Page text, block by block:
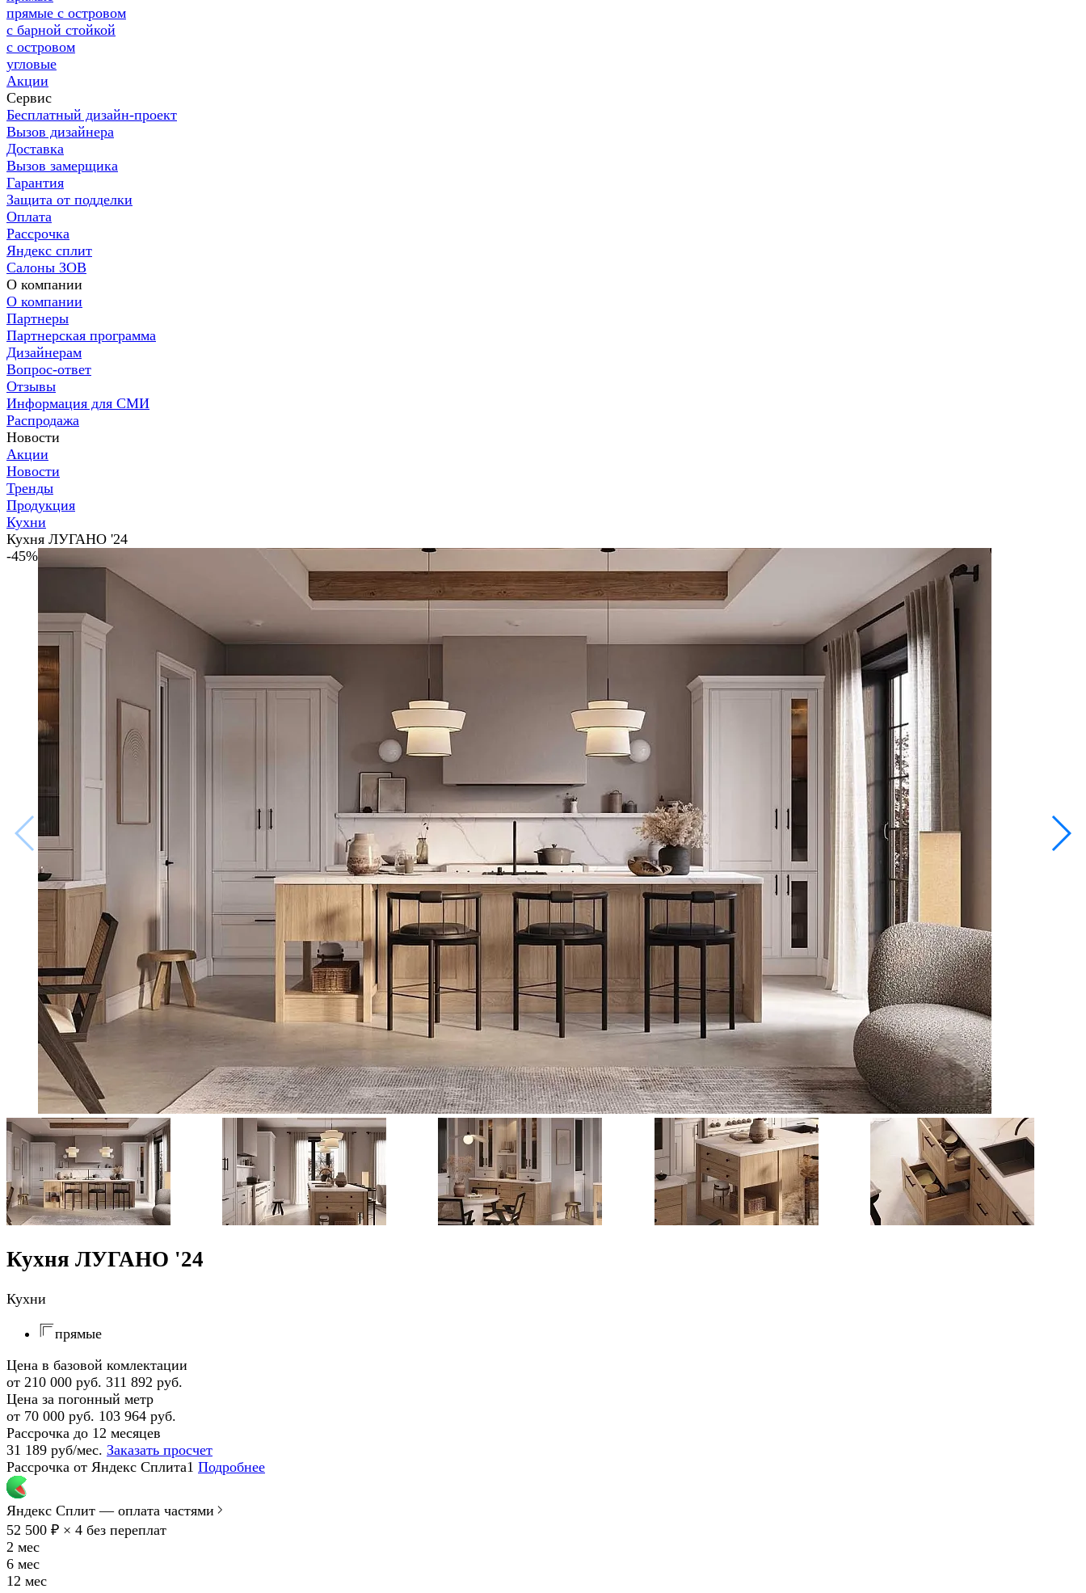
прямые с островом
с барной стойкой
с островом
угловые
Акции
Сервис
Бесплатный дизайн-проект
Вызов дизайнера
Доставка
Вызов замерщика
Гарантия
Защита от подделки
Оплата
Рассрочка
Яндекс сплит
Салоны ЗОВ
О компании
О компании
Партнеры
Партнерская программа
Дизайнерам
Вопрос-ответ
Отзывы
Информация для СМИ
Распродажа
Новости
Акции
Новости
Тренды
Продукция
Кухни
Кухня ЛУГАНО '24
-45%
Кухня ЛУГАНО '24
Кухни
прямые
Цена в базовой комлектации
от 210 000 руб. 311 892 руб.
Цена за погонный метр
от 70 000 руб. 103 964 руб.
Рассрочка до 12 месяцев
31 189 руб/мес. Заказать просчет
Рассрочка от Яндекс Сплита1 Подробнее
Яндекс Сплит — оплата частями
52 500 ₽ × 4 без переплат
2 мес
6 мес
12 мес